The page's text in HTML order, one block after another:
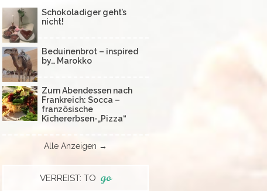
Schokoladiger geht’s
nicht!
Beduinenbrot – inspired
by… Marokko
Zum Abendessen nach
Frankreich: Socca –
französische
Kichererbsen-„Pizza“
Alle Anzeigen →
VERREIST: TO go